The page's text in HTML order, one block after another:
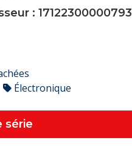
: 17122300000793
Électronique
série